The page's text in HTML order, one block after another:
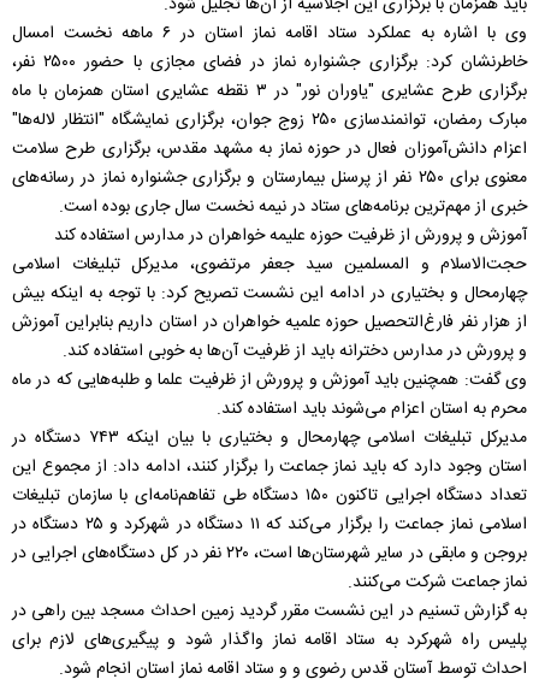
وی با اشاره به عملکرد ستاد اقامه نماز استان در ۶ ماهه نخست امسال
خاطرنشان کرد: برگزاری جشنواره نماز در فضای مجازی با حضور ۲۵۰۰ نفر،
برگزاری طرح عشایری "یاوران نور" در ۳ نقطه عشایری استان همزمان با ماه
مبارک رمضان، توانمندسازی ۲۵۰ زوج جوان، برگزاری نمایشگاه "انتظار لاله‌ها"
اعزام دانش‌آموزان فعال در حوزه نماز به مشهد مقدس، برگزاری طرح سلامت
معنوی برای ۲۵۰ نفر از پرسنل بیمارستان و برگزاری جشنواره نماز در رسانه‌های
خبری از مهم‌ترین برنامه‌های ستاد در نیمه نخست سال جاری بوده است.
آموزش و پرورش از ظرفیت حوزه علیمه خواهران در مدارس استفاده کند
حجت‌الاسلام و المسلمین سید جعفر مرتضوی، مدیرکل تبلیغات اسلامی
چهارمحال و بختیاری در ادامه این نشست تصریح کرد: با توجه به اینکه بیش
از هزار نفر فارغ‌التحصیل حوزه علمیه خواهران در استان داریم بنابراین آموزش
و پرورش در مدارس دخترانه باید از ظرفیت آن‌ها به خوبی استفاده کند.
وی گفت: همچنین باید آموزش و پرورش از ظرفیت علما و طلبه‌هایی که در ماه
محرم به استان اعزام می‌شوند باید استفاده کند.
مدیرکل تبلیغات اسلامی چهارمحال و بختیاری با بیان اینکه ۷۴۳ دستگاه در
استان وجود دارد که باید نماز جماعت را برگزار کنند، ادامه داد: از مجموع این
تعداد دستگاه اجرایی تاکنون ۱۵۰ دستگاه طی تفاهم‌نامه‌ای با سازمان تبلیغات
اسلامی نماز جماعت را برگزار می‌کند که ۱۱ دستگاه در شهرکرد و ۲۵ دستگاه در
بروجن و مابقی در سایر شهرستان‌ها است، ۲۲۰ نفر در کل دستگاه‌های اجرایی در
نماز جماعت شرکت می‌کنند.
به گزارش تسنیم در این نشست مقرر گردید زمین احداث مسجد بین راهی در
پلیس راه شهرکرد به ستاد اقامه نماز واگذار شود و پیگیری‌های لازم برای
احداث توسط آستان قدس رضوی و و ستاد اقامه نماز استان انجام شود.